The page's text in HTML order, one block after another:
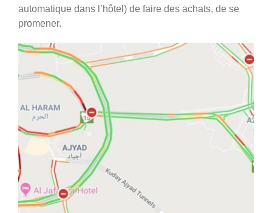
automatique dans l’hôtel) de faire des achats, de se
promener.